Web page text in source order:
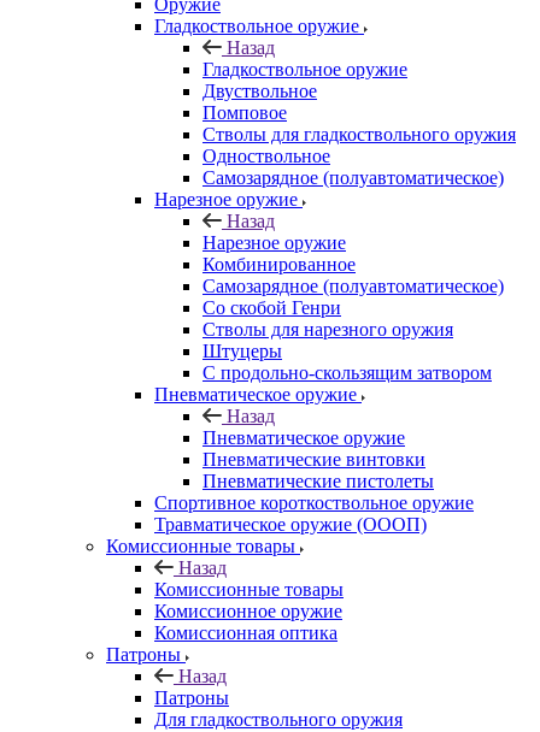
Оружие
Гладкоствольное оружие
Назад
Гладкоствольное оружие
Двуствольное
Помповое
Стволы для гладкоствольного оружия
Одноствольное
Самозарядное (полуавтоматическое)
Нарезное оружие
Назад
Нарезное оружие
Комбинированное
Самозарядное (полуавтоматическое)
Со скобой Генри
Стволы для нарезного оружия
Штуцеры
С продольно-скользящим затвором
Пневматическое оружие
Назад
Пневматическое оружие
Пневматические винтовки
Пневматические пистолеты
Спортивное короткоствольное оружие
Травматическое оружие (ОООП)
Комиссионные товары
Назад
Комиссионные товары
Комиссионное оружие
Комиссионная оптика
Патроны
Назад
Патроны
Для гладкоствольного оружия